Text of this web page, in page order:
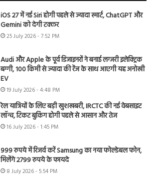
iOS 27 में नई Siri होगी पहले से ज्यादा स्मार्ट, ChatGPT और
Gemini को देगी टक्कर
25 July 2026 - 7:52 PM
Audi और Apple के पूर्व डिजाइनरों ने बनाई लग्जरी इलेक्ट्रिक
बग्गी, 100 किमी से ज्यादा की रेंज के साथ आएगी यह अनोखी
EV
19 July 2026 - 4:48 PM
रेल यात्रियों के लिए बड़ी खुशखबरी, IRCTC की नई वेबसाइट
लॉन्च, टिकट बुकिंग होगी पहले से आसान और तेज
16 July 2026 - 1:45 PM
999 रुपये में रिजर्व करें Samsung का नया फोल्डेबल फोन,
मिलेंगे 2799 रुपये के फायदे
8 July 2026 - 5:54 PM